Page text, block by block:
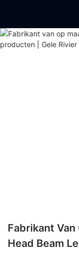
Fabrikant
Head Beam